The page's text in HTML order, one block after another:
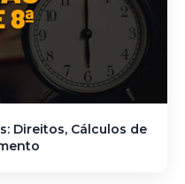
Direitos, Cálculos de